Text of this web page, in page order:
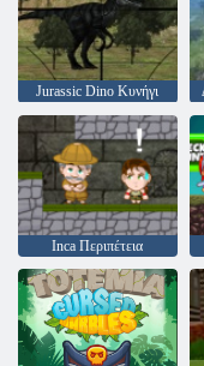
Jurassic Dino Κυνήγι
Inca Περιπέτεια